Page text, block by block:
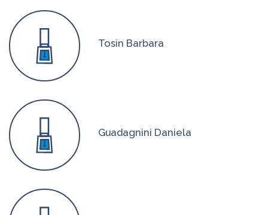
Tosin Barbara
Guadagnini Daniela